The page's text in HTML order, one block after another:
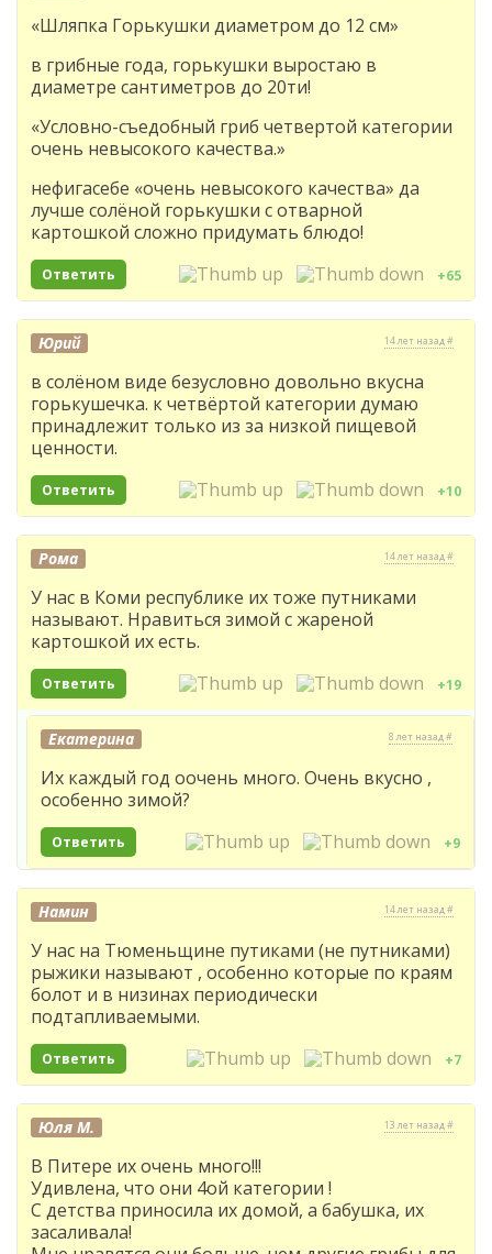
«Шляпка Горькушки диаметром до 12 см»
в грибные года, горькушки выростаю в
диаметре сантиметров до 20ти!
«Условно-съедобный гриб четвертой категории
очень невысокого качества.»
нефигасебе «очень невысокого качества» да
лучше солёной горькушки с отварной
картошкой сложно придумать блюдо!
Ответить +65
Юрий 14 лет назад #
в солёном виде безусловно довольно вкусна
горькушечка. к четвёртой категории думаю
принадлежит только из за низкой пищевой
ценности.
Ответить +10
Рома 14 лет назад #
У нас в Коми республике их тоже путниками
называют. Нравиться зимой с жареной
картошкой их есть.
Ответить +19
Екатерина 8 лет назад #
Их каждый год оочень много. Очень вкусно ,
особенно зимой?
Ответить +9
Намин 14 лет назад #
У нас на Тюменьщине путиками (не путниками)
рыжики называют , особенно которые по краям
болот и в низинах периодически
подтапливаемыми.
Ответить +7
Юля М. 13 лет назад #
В Питере их очень много!!!
Удивлена, что они 4ой категории !
С детства приносила их домой, а бабушка, их
засаливала!